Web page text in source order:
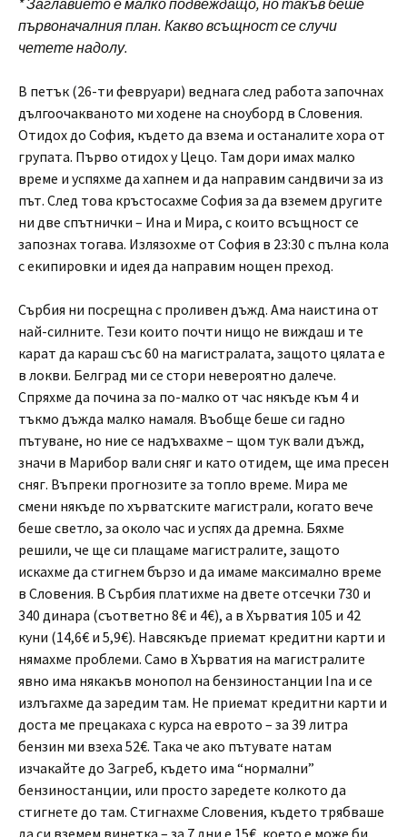
* Заглавието е малко подвеждащо, но такъв беше
първоначалния план. Какво всъщност се случи
четете надолу.
В петък (26-ти февруари) веднага след работа започнах
дългоочакваното ми ходене на сноуборд в Словения.
Отидох до София, където да взема и останалите хора от
групата. Първо отидох у Цецо. Там дори имах малко
време и успяхме да хапнем и да направим сандвичи за из
път. След това кръстосахме София за да вземем другите
ни две спътнички – Ина и Мира, с които всъщност се
запознах тогава. Излязохме от София в 23:30 с пълна кола
с екипировки и идея да направим нощен преход.
Сърбия ни посрещна с проливен дъжд. Ама наистина от
най-силните. Тези които почти нищо не виждаш и те
карат да караш със 60 на магистралата, защото цялата е
в локви. Белград ми се стори невероятно далече.
Спряхме да почина за по-малко от час някъде към 4 и
тъкмо дъжда малко намаля. Въобще беше си гадно
пътуване, но ние се надъхвахме – щом тук вали дъжд,
значи в Марибор вали сняг и като отидем, ще има пресен
сняг. Въпреки прогнозите за топло време. Мира ме
смени някъде по хърватските магистрали, когато вече
беше светло, за около час и успях да дремна. Бяхме
решили, че ще си плащаме магистралите, защото
искахме да стигнем бързо и да имаме максимално време
в Словения. В Сърбия платихме на двете отсечки 730 и
340 динара (съответно 8€ и 4€), а в Хърватия 105 и 42
куни (14,6€ и 5,9€). Навсякъде приемат кредитни карти и
нямахме проблеми. Само в Хърватия на магистралите
явно има някакъв монопол на бензиностанции Ina и се
излъгахме да заредим там. Не приемат кредитни карти и
доста ме прецакаха с курса на еврото – за 39 литра
бензин ми взеха 52€. Така че ако пътувате натам
изчакайте до Загреб, където има “нормални”
бензиностанции, или просто заредете колкото да
стигнете до там. Стигнахме Словения, където трябваше
да си вземем винетка – за 7 дни е 15€, което е може би